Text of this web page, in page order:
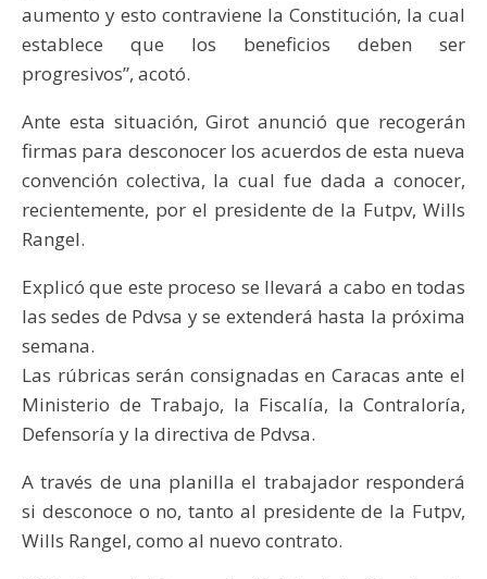
aumento y esto contraviene la Constitución, la cual
establece que los beneficios deben ser
progresivos”, acotó.
Ante esta situación, Girot anunció que recogerán
firmas para desconocer los acuerdos de esta nueva
convención colectiva, la cual fue dada a conocer,
recientemente, por el presidente de la Futpv, Wills
Rangel.
Explicó que este proceso se llevará a cabo en todas
las sedes de Pdvsa y se extenderá hasta la próxima
semana.
Las rúbricas serán consignadas en Caracas ante el
Ministerio de Trabajo, la Fiscalía, la Contraloría,
Defensoría y la directiva de Pdvsa.
A través de una planilla el trabajador responderá
si desconoce o no, tanto al presidente de la Futpv,
Wills Rangel, como al nuevo contrato.